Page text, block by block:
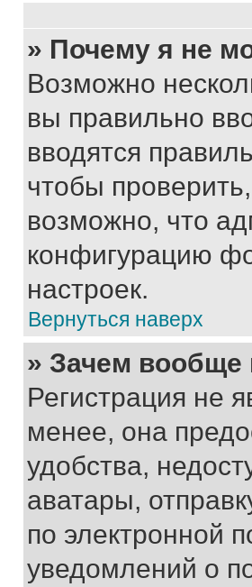
» Почему я не
Возможно
вы правильно
вводятся
чтобы
возможно, что
конфигурацию
настроек.
Вернуться наверх
» Зачем вообще
Регистрация не
менее, она
удобства,
аватары,
по электронной
уведомлений о